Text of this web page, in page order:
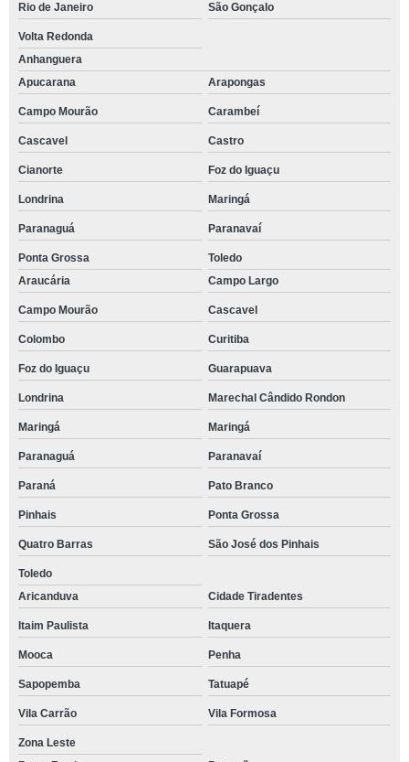
Rio de Janeiro São Gonçalo
Volta Redonda
Anhanguera
Apucarana
Arapongas
Campo Mourão Carambeí
Cascavel Castro
Cianorte Foz do Iguaçu
Londrina Maringá
Paranaguá Paranavaí
Ponta Grossa
Toledo
Araucária
Campo Largo
Campo Mourão Cascavel
Colombo Curitiba
Foz do Iguaçu Guarapuava
Londrina Marechal Cândido Rondon
Maringá Maringá
Paranaguá Paranavaí
Paraná Pato Branco
Pinhais Ponta Grossa
Quatro Barras São José dos Pinhais
Toledo
Aricanduva
Cidade Tiradentes
Itaim Paulista Itaquera
Mooca Penha
Sapopemba Tatuapé
Vila Carrão Vila Formosa
Zona Leste